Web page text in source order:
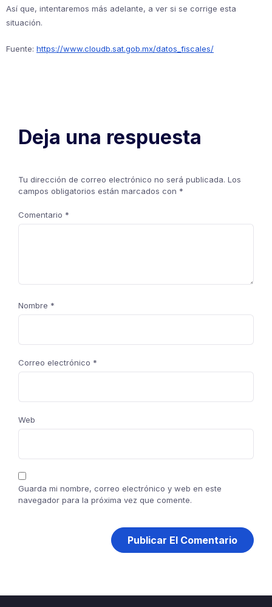
Así que, intentaremos más adelante, a ver si se corrige esta
situación.
Fuente: https://www.cloudb.sat.gob.mx/datos_fiscales/
Deja una respuesta
Tu dirección de correo electrónico no será publicada. Los
campos obligatorios están marcados con *
Comentario *
Nombre *
Correo electrónico *
Web
Guarda mi nombre, correo electrónico y web en este
navegador para la próxima vez que comente.